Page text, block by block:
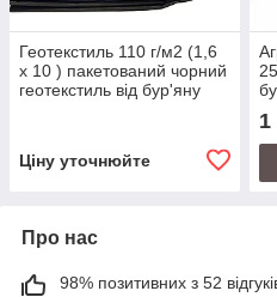
Геотекстиль 110 г/м2 (1,6
х 10 ) пакетований чорний
геотекстиль від бур'яну
Ціну уточнюйте
1
Про нас
98% позитивних з 52